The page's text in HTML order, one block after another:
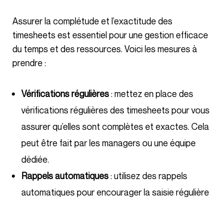
Assurer la complétude et l’exactitude des
timesheets est essentiel pour une gestion efficace
du temps et des ressources. Voici les mesures à
prendre :
Vérifications régulières: mettez en place des
vérifications régulières des timesheets pour vous
assurer qu’elles sont complètes et exactes. Cela
peut être fait par les managers ou une équipe
dédiée.
Rappels automatiques: utilisez des rappels
automatiques pour encourager la saisie régulière